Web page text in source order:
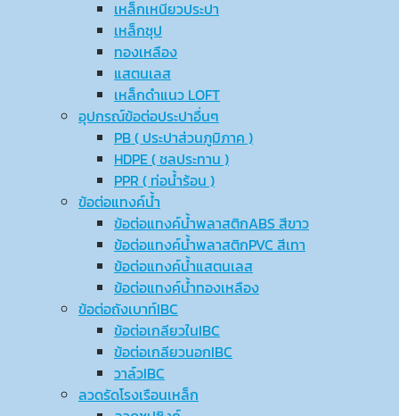
เหล็กเหนียวประปา
เหล็กชุป
ทองเหลือง
แสตนเลส
เหล็กดำแนว LOFT
อุปกรณ์ข้อต่อประปาอื่นๆ
PB ( ประปาส่วนภูมิภาค )
HDPE ( ชลประทาน )
PPR ( ท่อน้ำร้อน )
ข้อต่อแทงค์น้ำ
ข้อต่อแทงค์น้ำพลาสติกABS สีขาว
ข้อต่อแทงค์น้ำพลาสติกPVC สีเทา
ข้อต่อแทงค์น้ำแสตนเลส
ข้อต่อแทงค์น้ำทองเหลือง
ข้อต่อถังเบาท์IBC
ข้อต่อเกลียวในIBC
ข้อต่อเกลียวนอกIBC
วาล์วIBC
ลวดรัดโรงเรือนเหล็ก